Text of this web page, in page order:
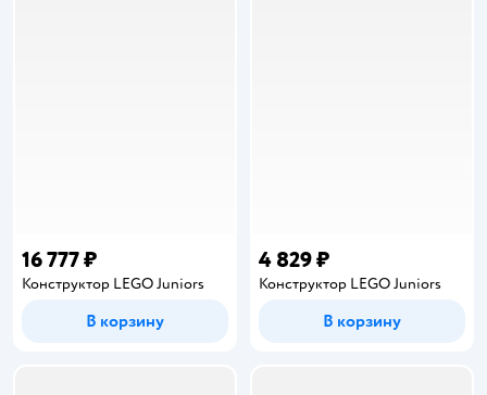
16 777 ₽
Конструктор LEGO Juniors
В корзину
4 829 ₽
Конструктор LEGO Juniors
В корзину